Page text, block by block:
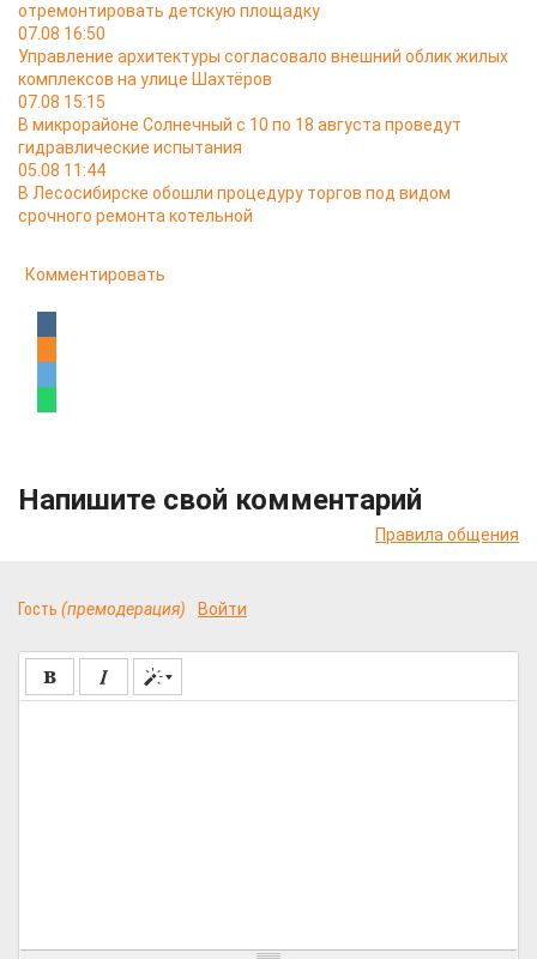
отремонтировать детскую площадку
07.08 16:50
Управление архитектуры согласовало внешний облик жилых
комплексов на улице Шахтёров
07.08 15:15
В микрорайоне Солнечный с 10 по 18 августа проведут
гидравлические испытания
05.08 11:44
В Лесосибирске обошли процедуру торгов под видом
срочного ремонта котельной
Комментировать
Напишите свой комментарий
Правила общения
Гость (премодерация) Войти